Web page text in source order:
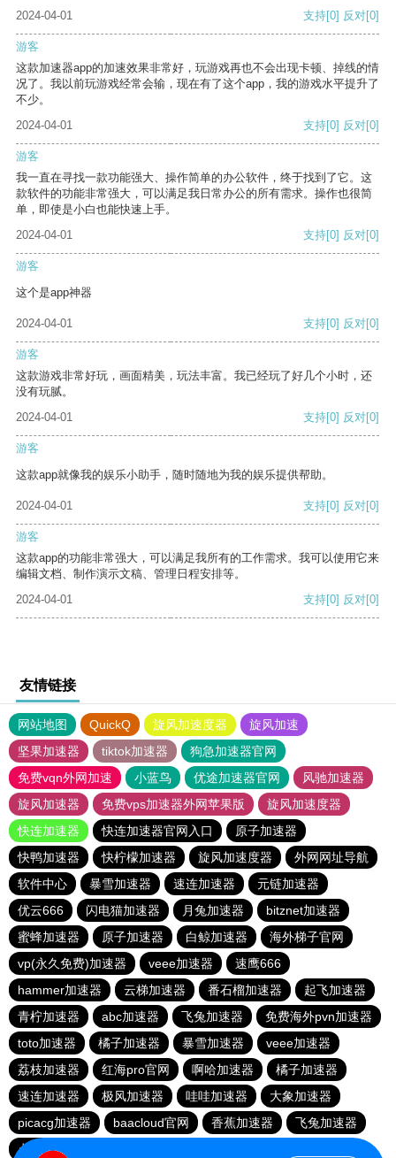
2024-04-01
支持[0] 反对[0]
游客
这款加速器app的加速效果非常好，玩游戏再也不会出现卡顿、掉线的情
况了。我以前玩游戏经常会输，现在有了这个app，我的游戏水平提升了
不少。
2024-04-01
支持[0] 反对[0]
游客
我一直在寻找一款功能强大、操作简单的办公软件，终于找到了它。这
款软件的功能非常强大，可以满足我日常办公的所有需求。操作也很简
单，即使是小白也能快速上手。
2024-04-01
支持[0] 反对[0]
游客
这个是app神器
2024-04-01 支持[0] 反对[0]
游客
这款游戏非常好玩，画面精美，玩法丰富。我已经玩了好几个小时，还
没有玩腻。
2024-04-01
支持[0] 反对[0]
游客
这款app就像我的娱乐小助手，随时随地为我的娱乐提供帮助。
2024-04-01 支持[0] 反对[0]
游客
这款app的功能非常强大，可以满足我所有的工作需求。我可以使用它来
编辑文档、制作演示文稿、管理日程安排等。
2024-04-01
支持[0] 反对[0]
友情链接
网站地图 QuickQ 旋风加速度器
旋风加速
坚果加速器
tiktok加速器
狗急加速器官网
免费vqn外网加速
小蓝鸟 优途加速器官网
风驰加速器
旋风加速器
免费vps加速器外网苹果版
旋风加速度器
快连加速器
快连加速器官网入口
原子加速器
快鸭加速器
快柠檬加速器 旋风加速度器
外网网址导航
软件中心
暴雪加速器 速连加速器
元链加速器
优云666
闪电猫加速器 月兔加速器
bitznet加速器
蜜蜂加速器
原子加速器 白鲸加速器
海外梯子官网
vp(永久免费)加速器
veee加速器
速鹰666
hammer加速器
云梯加速器 番石榴加速器
起飞加速器
青柠加速器
abc加速器 飞兔加速器
免费海外pvn加速器
toto加速器
橘子加速器 暴雪加速器
veee加速器
荔枝加速器
红海pro官网 啊哈加速器
橘子加速器
速连加速器
极风加速器 哇哇加速器
大象加速器
picacg加速器
baacloud官网 香蕉加速器
飞兔加速器
点点加速器